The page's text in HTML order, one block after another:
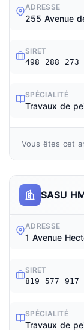
ADRESSE
255 Avenue
SIRET
498 288 273
SPÉCIALITÉ
Travaux de
Vous êtes cet
SASU
ADRESSE
1 Avenue
SIRET
819 577 917
SPÉCIALITÉ
Travaux de